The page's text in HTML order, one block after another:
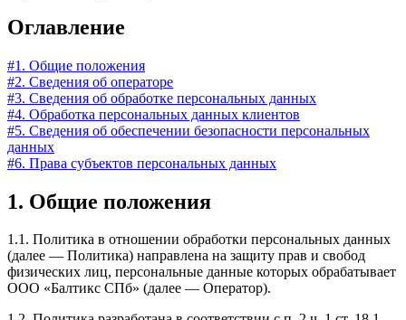
Оглавление
#1. Общие положения
#2. Сведения об операторе
#3. Сведения об обработке персональных данных
#4. Обработка персональных данных клиентов
#5. Сведения об обеспечении безопасности персональных
данных
#6. Права субъектов персональных данных
1. Общие положения
1.1. Политика в отношении обработки персональных данных
(далее — Политика) направлена на защиту прав и свобод
физических лиц, персональные данные которых обрабатывает
ООО «Балтикс СПб» (далее — Оператор).